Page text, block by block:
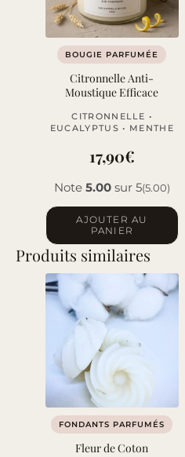
BOUGIE PARFUMÉE
Citronnelle Anti-
Moustique Efficace
CITRONNELLE •
EUCALYPTUS • MENTHE
17,90€
Note 5.00sur 5(5.00)
AJOUTER AU
PANIER
Produits similaires
FONDANTS PARFUMÉS
Fleur de Coton